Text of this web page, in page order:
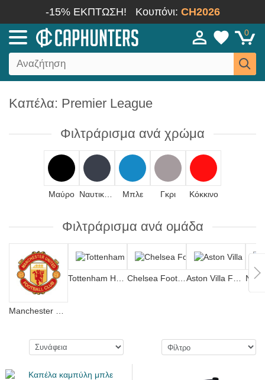
-15% ΕΚΠΤΩΣΗ! Κουπόνι: CH2026
0
Καπέλα: Premier League
Φιλτράρισμα ανά χρώμα
Μαύρο Μπλε Γκρι Κόκκινο
Φιλτράρισμα ανά ομάδα
Tottenham Hotspur Football Club Chelsea Football Club Aston Villa Football Club